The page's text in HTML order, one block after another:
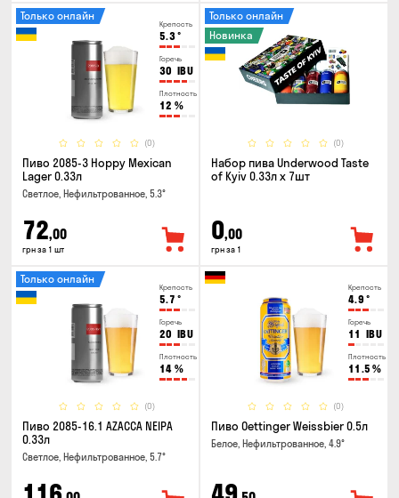
Крепость
5.3°
Горечь
30 IBU
Плотность
12 %
(0)
Только онлайн
Пиво 2085-3 Hoppy Mexican
Lager 0.33л
Светлое, Нефильтрованное, 5.3°
72,00
грн за 1 шт
(0)
Только онлайн
Новинка
Набор пива Underwood Taste
of Kyiv 0.33л x 7шт
0,00
грн за 1
Крепость
5.7 °
Горечь
20 IBU
Плотность
14 %
(0)
Только онлайн
Пиво 2085-16.1 AZACCA NEIPA
0.33л
Светлое, Нефильтрованное, 5.7°
Крепость
4.9 °
Горечь
11 IBU
Плотность
11.5 %
(0)
Пиво Oettinger Weissbier 0.5л
Белое, Нефильтрованное, 4.9°